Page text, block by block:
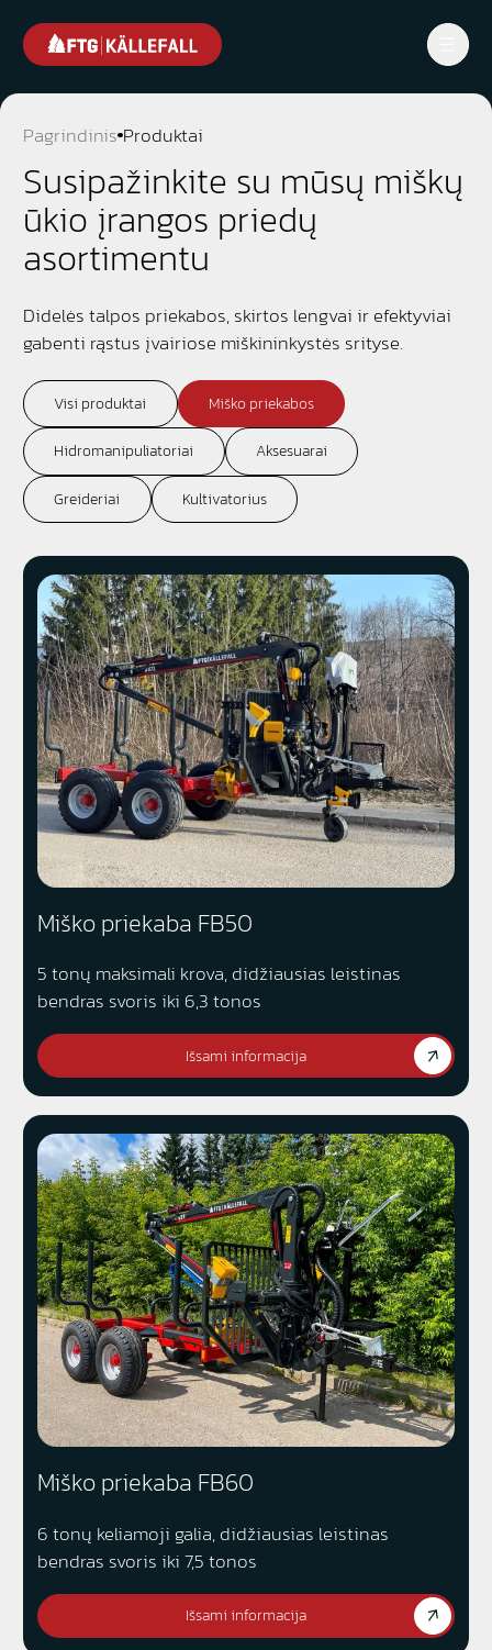
PagrindinisProduktai
Susipažinkite su mūsų miškų
ūkio įrangos priedų
asortimentu
Didelės talpos priekabos, skirtos lengvai ir efektyviai
gabenti rąstus įvairiose miškininkystės srityse.
Visi produktai
Miško priekabos
Hidromanipuliatoriai
Aksesuarai
Greideriai
Kultivatorius
Miško priekaba FB50
5 tonų maksimali krova, didžiausias leistinas
bendras svoris iki 6,3 tonos
Išsami informacija
Miško priekaba FB60
6 tonų keliamoji galia, didžiausias leistinas
bendras svoris iki 7,5 tonos
Išsami informacija